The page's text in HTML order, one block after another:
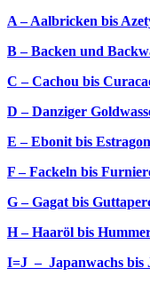
A – Aalbricken bis
B – Backen und
C – Cachou bis
D – Danziger
E – Ebonit bis Estragon
F – Fackeln bis
G – Gagat bis
H – Haaröl bis
I=J – Japanwachs bis